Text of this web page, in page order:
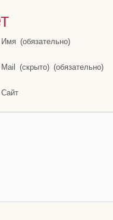
Имя (обязательно)
Mail (скрыто) (обязательно)
Сайт